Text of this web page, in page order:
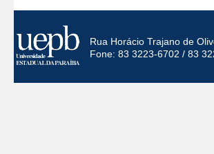
Rua Horácio Trajano de
Fone: 83 3223-6702 / 83